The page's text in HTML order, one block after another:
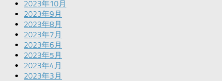
2023年10月
2023年9月
2023年8月
2023年7月
2023年6月
2023年5月
2023年4月
2023年3月